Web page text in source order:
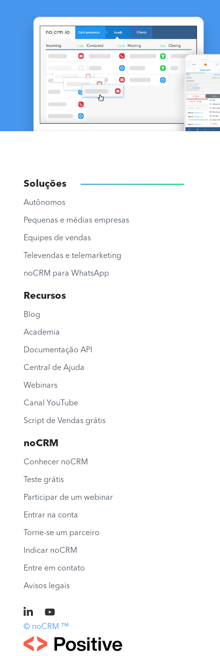
Soluções
Autônomos
Pequenas e médias empresas
Equipes de vendas
Televendas e telemarketing
noCRM para WhatsApp
Recursos
Blog
Academia
Documentação API
Central de Ajuda
Webinars
Canal YouTube
Script de Vendas grátis
noCRM
Conhecer noCRM
Teste grátis
Participar de um webinar
Entrar na conta
Torne-se um parceiro
Indicar noCRM
Entre em contato
Avisos legais
© noCRM ™